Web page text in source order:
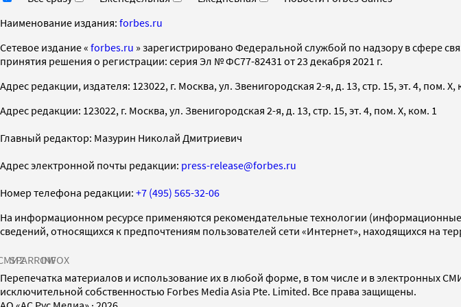
Наименование издания: forbes.ru
Cетевое издание « forbes.ru » зарегистрировано Федеральной службой по надзору в сфере
принятия решения о регистрации: серия Эл № ФС77-82431 от 23 декабря 2021 г.
Адрес редакции, издателя: 123022, г. Москва, ул. Звенигородская 2-я, д. 13, стр. 15, эт. 4, пом. X,
Адрес редакции: 123022, г. Москва, ул. Звенигородская 2-я, д. 13, стр. 15, эт. 4, пом. X, ком. 1
Главный редактор: Мазурин Николай Дмитриевич
Адрес электронной почты редакции: press-release@forbes.ru
Номер телефона редакции: +7 (495) 565-32-06
На информационном ресурсе применяются рекомендательные технологии
сведений, относящихся к предпочтениям пользователей сети «Интернет», находящихся на
SPARROWINFOX
Перепечатка материалов и использование их в любой форме, в том числе и в электронных
исключительной собственностью Forbes Media Asia Pte. Limited. Все права защищены.